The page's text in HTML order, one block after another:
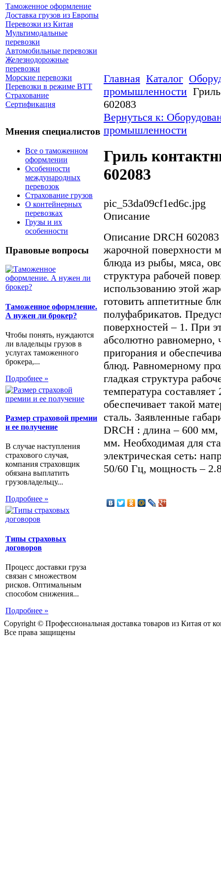
Таможенное оформление
Доставка грузов из Европы
Перевозки из Китая
Мультимодальные
перевозки
Автомобильные перевозки
Железнодорожные
перевозки
Морские перевозки
Перевозки в режиме ВТТ
Страхование
Сертификация
Мнения специалистов
Все о таможенном
оформлении
Особенности
международных
перевозок
Страхование грузов
О контейнерных
перевозках
Грузы и их
особенности
Правовые вопросы
Таможенное оформление.
А нужен ли брокер?
Чтобы понять, нуждаются
ли владельцы грузов в
услугах таможенного
брокера,...
Подробнее »
Размер страховой премии
и ее получение
В случае наступления
страхового случая,
компания страховщик
обязана выплатить
грузовладельцу...
Подробнее »
Типы страховых
договоров
Процесс доставки груза
связан с множеством
рисков. Оптимальным
способом снижения...
Подробнее »
Главная Каталог
промышленности
602083
Вернуться к:
промышленности
Гриль
602083
pic_53da09cf1ed6c.jpg
Описание
Описание DRCH 602083
жарочной поверхности
блюда из рыбы, мяса,
структура рабочей
использованию этой
готовить аппетитные
полуфабрикатов.
поверхностей – 1. При
абсолютно равномерно,
пригорания и
блюд. Равномерному
гладкая структура
температура
обеспечивает такой
сталь. Заявленные
DRCH : длина – 600 мм,
мм. Необходимая для
электрическая сеть:
50/60 Гц, мощность –
Copyright © Профессиональная доставка товаров из Китая от
Все права защищены